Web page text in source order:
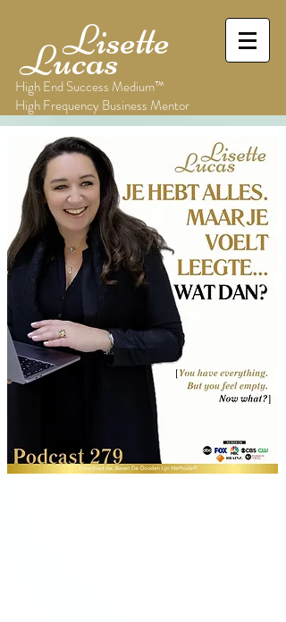
Lisette
Lucas
High End Success Medium™
High Frequency Business Mentor